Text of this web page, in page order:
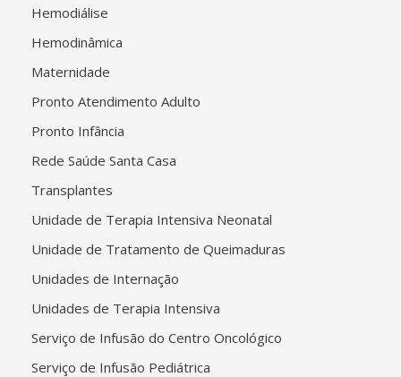
Hemodiálise
Hemodinâmica
Maternidade
Pronto Atendimento Adulto
Pronto Infância
Rede Saúde Santa Casa
Transplantes
Unidade de Terapia Intensiva Neonatal
Unidade de Tratamento de Queimaduras
Unidades de Internação
Unidades de Terapia Intensiva
Serviço de Infusão do Centro Oncológico
Serviço de Infusão Pediátrica